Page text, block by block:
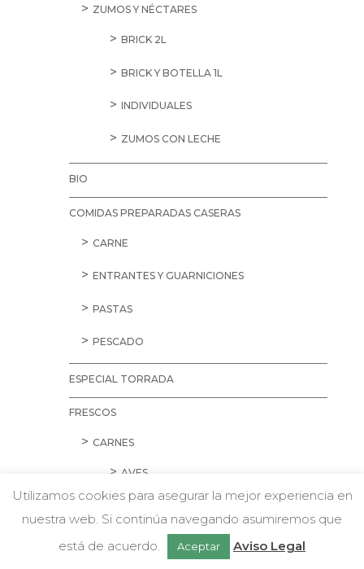
ZUMOS Y NÉCTARES
BRICK 2L
BRICK Y BOTELLA 1L
INDIVIDUALES
ZUMOS CON LECHE
BIO
COMIDAS PREPARADAS CASERAS
CARNE
ENTRANTES Y GUARNICIONES
PASTAS
PESCADO
ESPECIAL TORRADA
FRESCOS
CARNES
AVES
CARNE PICADA
CERDO w Chatea con nosotros
Utilizamos cookies para asegurar la mejor experiencia en
nuestra web. Si continúa navegando asumiremos que
está de acuerdo.
Aceptar Aviso Legal